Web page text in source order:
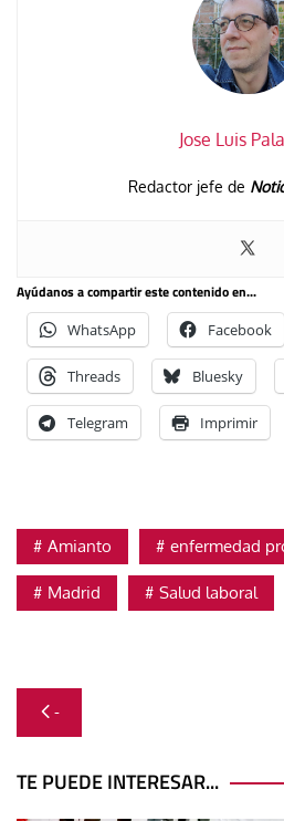
Jose Luis
Redactor jefe de
Ayúdanos a compartir este contenido en...
WhatsApp Facebook
Threads Bluesky
Telegram Imprimir
Amianto enfermedad
Madrid Salud laboral
Navegación
de
entradas
-
TE PUEDE INTERESAR...